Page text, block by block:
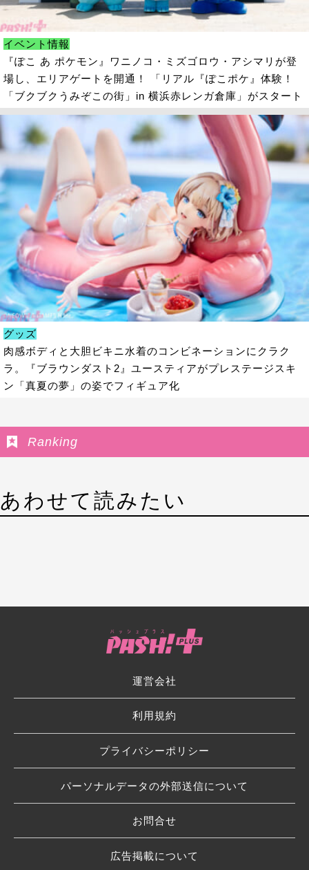
イベント情報
『ぽこ あ ポケモン』ワニノコ・ミズゴロウ・アシマリが登
場し、エリアゲートを開通！ 「リアル『ぽこポケ』体験！
「ブクブクうみぞこの街」in 横浜赤レンガ倉庫」がスタート
グッズ
肉感ボディと大胆ビキニ水着のコンビネーションにクラク
ラ。『ブラウンダスト2』ユースティアがプレステージスキ
ン「真夏の夢」の姿でフィギュア化
Ranking
あわせて読みたい
運営会社
利用規約
プライバシーポリシー
パーソナルデータの外部送信について
お問合せ
広告掲載について